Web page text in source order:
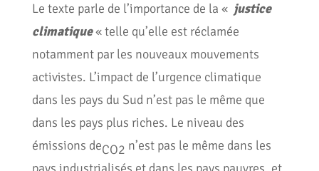
Le texte parle de l’importance de la « justice
climatique« telle qu’elle est réclamée
notamment par les nouveaux mouvements
activistes. L’impact de l’urgence climatique
dans les pays du Sud n’est pas le même que
dans les pays plus riches. Le niveau des
émissions deCO2 n’est pas le même dans les